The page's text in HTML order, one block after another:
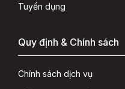
Tuyển dụng
Quy định & Chính sách
Chính sách dịch vụ